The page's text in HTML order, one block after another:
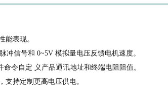
能表现。
信号和 0~5V 模拟量电压反馈电机速度。
令自定 义产品通讯地址和终端电阻阻值。
持定制更高电压供电。